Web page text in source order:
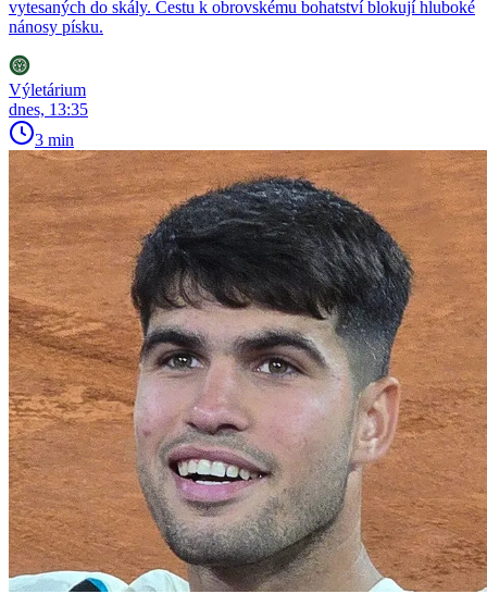
vytesaných do skály. Cestu k obrovskému bohatství blokují hluboké
nánosy písku.
Výletárium
dnes, 13:35
3 min